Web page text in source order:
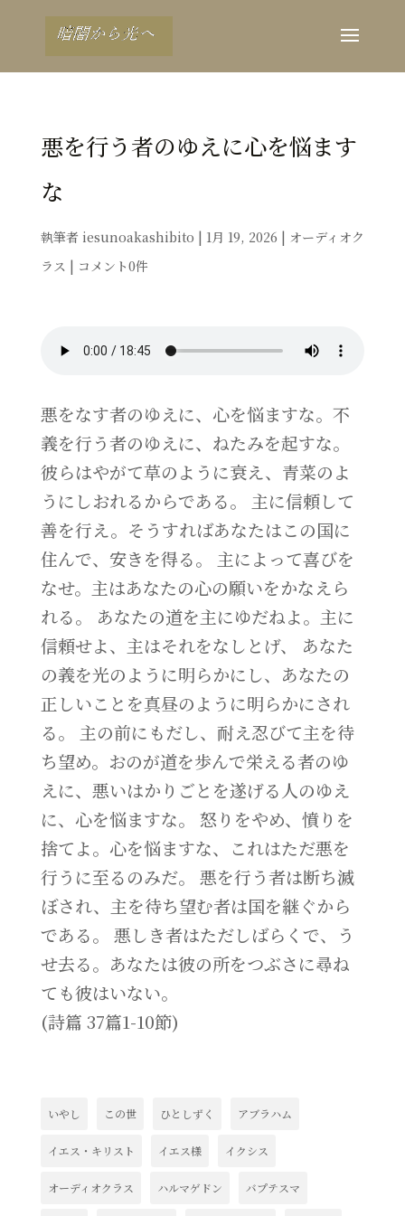
悪を行う者のゆえに心を悩ます
な
執筆者 iesunoakashibito | 1月 19, 2026 | オーディオク
ラス | コメント0件
悪をなす者のゆえに、心を悩ますな。不
義を行う者のゆえに、ねたみを起すな。
彼らはやがて草のように衰え、青菜のよ
うにしおれるからである。 主に信頼して
善を行え。そうすればあなたはこの国に
住んで、安きを得る。 主によって喜びを
なせ。主はあなたの心の願いをかなえら
れる。 あなたの道を主にゆだねよ。主に
信頼せよ、主はそれをなしとげ、 あなた
の義を光のように明らかにし、あなたの
正しいことを真昼のように明らかにされ
る。 主の前にもだし、耐え忍びて主を待
ち望め。おのが道を歩んで栄える者のゆ
えに、悪いはかりごとを遂げる人のゆえ
に、心を悩ますな。 怒りをやめ、憤りを
捨てよ。心を悩ますな、これはただ悪を
行うに至るのみだ。 悪を行う者は断ち滅
ぼされ、主を待ち望む者は国を継ぐから
である。 悪しき者はただしばらくで、う
せ去る。あなたは彼の所をつぶさに尋ね
ても彼はいない。
(詩篇 37篇1-10節)
いやし この世 ひとしずく アブラハム
イエス・キリスト イエス様 イクシス
オーディオクラス ハルマゲドン バプテスマ